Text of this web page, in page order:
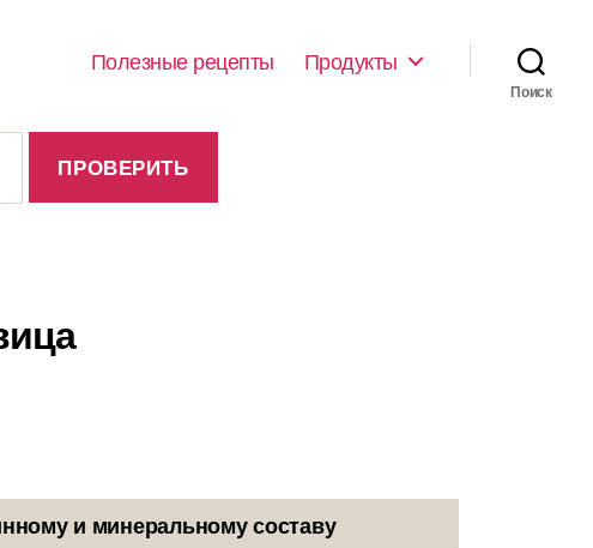
Полезные рецепты Продукты
Поиск
и минеральному составу